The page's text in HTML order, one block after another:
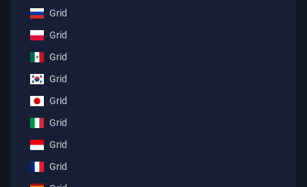
Grid
Grid
Grid
Grid
Grid
Grid
Grid
Grid